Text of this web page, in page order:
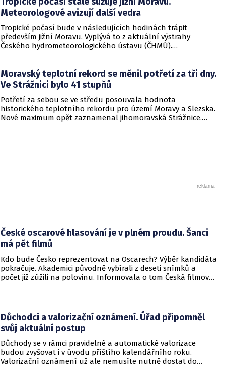
Meteorologové avizují další vedra
Tropické počasí bude v následujících hodinách trápit
především jižní Moravu. Vyplývá to z aktuální výstrahy
Českého hydrometeorologického ústavu (ČHMÚ).
Moravský teplotní rekord se měnil potřetí za tři dny.
Ve Strážnici bylo 41 stupňů
Potřetí za sebou se ve středu posouvala hodnota
historického teplotního rekordu pro území Moravy a Slezska.
Nové maximum opět zaznamenal jihomoravská Strážnice.
České oscarové hlasování je v plném proudu. Šanci
má pět filmů
Kdo bude Česko reprezentovat na Oscarech? Výběr kandidáta
pokračuje. Akademici původně vybírali z deseti snímků a
počet již zúžili na polovinu. Informovala o tom Česká filmová
Důchodci a valorizační oznámení. Úřad připomněl
svůj aktuální postup
Důchody se v rámci pravidelné a automatické valorizace
budou zvyšovat i v úvodu příštího kalendářního roku.
Valorizační oznámení už ale nemusíte nutně dostat do